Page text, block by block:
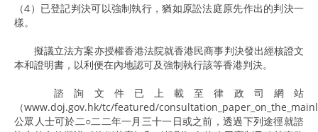
（4）已登記判決可以強制執行，猶如原訟法庭原先作出的判決一
樣。
擬議立法方案亦授權香港法院就香港民商事判決發出經核證文
本和證明書，以利便在內地認可及強制執行該等香港判決。
諮詢文件已上載至律政司網站
（www.doj.gov.hk/tc/featured/
公眾人士可於二○二二年一月三十一日或之前，透過下列途徑就諮